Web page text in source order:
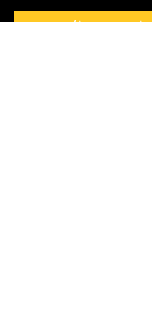
Ajouter au panier